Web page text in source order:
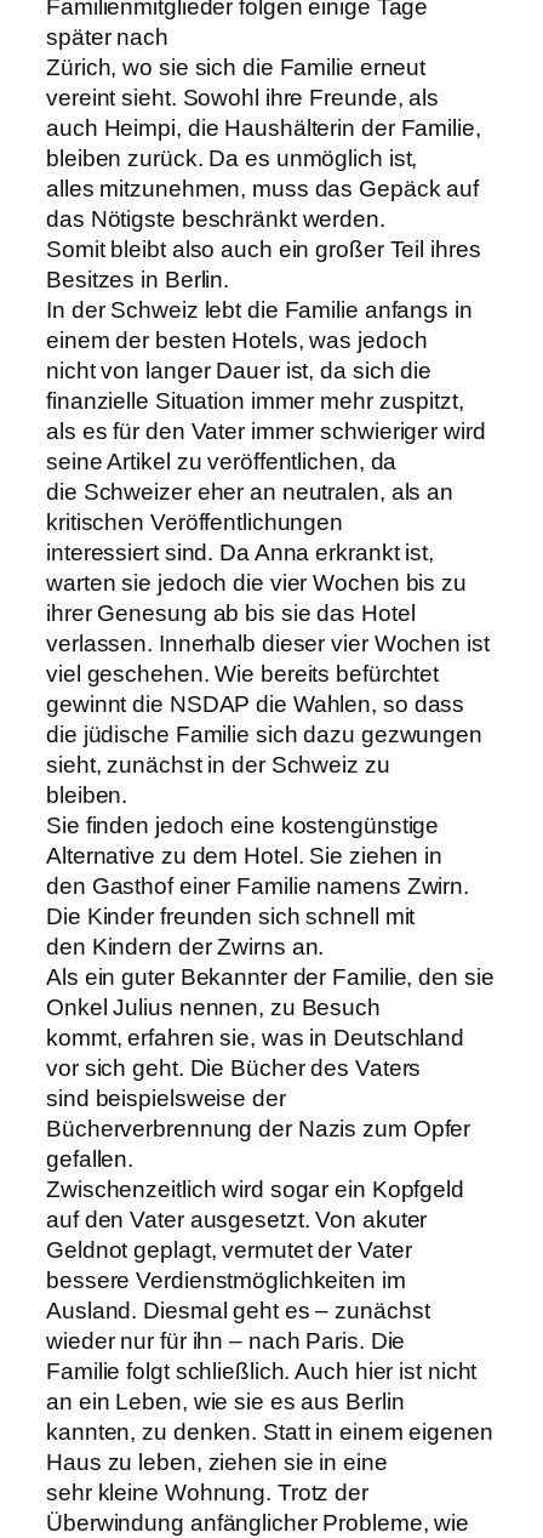
Familienmitglieder folgen einige Tage
später nach
Zürich, wo sie sich die Familie erneut
vereint sieht. Sowohl ihre Freunde, als
auch Heimpi, die Haushälterin der Familie,
bleiben zurück. Da es unmöglich ist,
alles mitzunehmen, muss das Gepäck auf
das Nötigste beschränkt werden.
Somit bleibt also auch ein großer Teil ihres
Besitzes in Berlin.
In der Schweiz lebt die Familie anfangs in
einem der besten Hotels, was jedoch
nicht von langer Dauer ist, da sich die
finanzielle Situation immer mehr zuspitzt,
als es für den Vater immer schwieriger wird
seine Artikel zu veröffentlichen, da
die Schweizer eher an neutralen, als an
kritischen Veröffentlichungen
interessiert sind. Da Anna erkrankt ist,
warten sie jedoch die vier Wochen bis zu
ihrer Genesung ab bis sie das Hotel
verlassen. Innerhalb dieser vier Wochen ist
viel geschehen. Wie bereits befürchtet
gewinnt die NSDAP die Wahlen, so dass
die jüdische Familie sich dazu gezwungen
sieht, zunächst in der Schweiz zu
bleiben.
Sie finden jedoch eine kostengünstige
Alternative zu dem Hotel. Sie ziehen in
den Gasthof einer Familie namens Zwirn.
Die Kinder freunden sich schnell mit
den Kindern der Zwirns an.
Als ein guter Bekannter der Familie, den sie
Onkel Julius nennen, zu Besuch
kommt, erfahren sie, was in Deutschland
vor sich geht. Die Bücher des Vaters
sind beispielsweise der
Bücherverbrennung der Nazis zum Opfer
gefallen.
Zwischenzeitlich wird sogar ein Kopfgeld
auf den Vater ausgesetzt. Von akuter
Geldnot geplagt, vermutet der Vater
bessere Verdienstmöglichkeiten im
Ausland. Diesmal geht es – zunächst
wieder nur für ihn – nach Paris. Die
Familie folgt schließlich. Auch hier ist nicht
an ein Leben, wie sie es aus Berlin
kannten, zu denken. Statt in einem eigenen
Haus zu leben, ziehen sie in eine
sehr kleine Wohnung. Trotz der
Überwindung anfänglicher Probleme, wie